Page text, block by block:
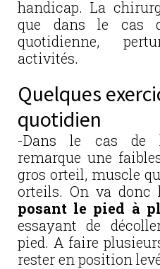
handicap. La
que dans le cas
quotidienne,
activités.
Quelques
quotidien
-Dans le cas de
remarque une
gros orteil, muscle
orteils. On va donc
posant le pied à
essayant de
pied. A faire
rester en position